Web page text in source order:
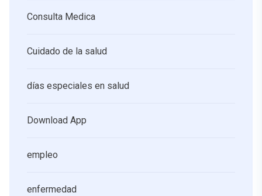
Consulta Medica
Cuidado de la salud
días especiales en salud
Download App
empleo
enfermedad